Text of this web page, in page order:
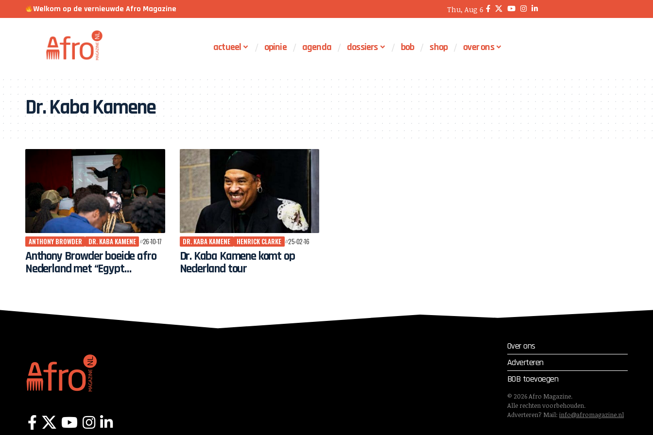
Welkom op de vernieuwde Afro Magazine Thu, Aug 6
actueel opinie agenda dossiers bob shop over ons
Dr. Kaba Kamene
ANTHONY BROWDER DR. KABA KAMENE 26-10-17
Anthony Browder boeide afro
Nederland met “Egypt
DR. KABA KAMENE HENRICK CLARKE 25-02-16
Dr. Kaba Kamene komt op
Nederland tour
Over ons
Adverteren
BOB toevoegen
© 2026Afro Magazine.
Alle rechten voorbehouden.
Adverteren? Mail: info@afromagazine.nl